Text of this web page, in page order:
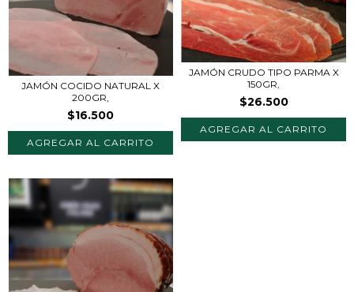
JAMÓN COCIDO NATURAL X
200GR,
$16.500
JAMÓN CRUDO TIPO PARMA X
150GR,
$26.500